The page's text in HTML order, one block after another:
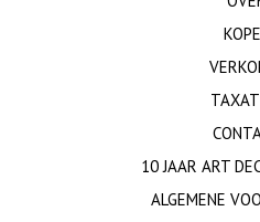
10 JAAR ART
ALGEMENE